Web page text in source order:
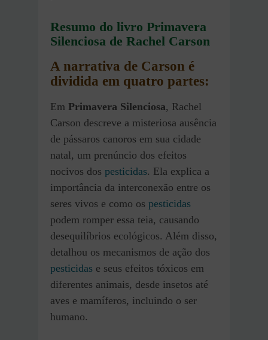
Resumo do livro Primavera
Silenciosa de Rachel Carson
A narrativa de Carson é
dividida em quatro partes:
Em Primavera Silenciosa, Rachel
Carson descreve a misteriosa ausência
de pássaros canoros em sua cidade
natal, um prenúncio dos efeitos
nocivos dos pesticidas. Ela explica a
importância da interconexão entre os
seres vivos e como os pesticidas
podem romper essa teia, causando
desequilíbrios ecológicos. Além disso,
detalhou os mecanismos de ação dos
pesticidas e seus efeitos tóxicos em
diferentes animais, desde insetos até
aves e mamíferos, incluindo o ser
humano.